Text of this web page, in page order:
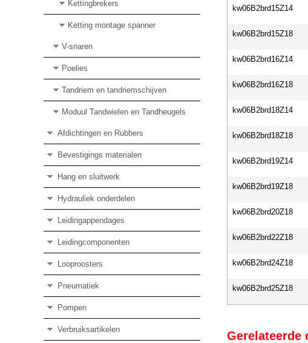
Kettingbrekers
Ketting montage spanner
V-snaren
Poelies
Tandriem en tandriemschijven
Moduul Tandwielen en Tandheugels
Afdichtingen en Rubbers
Bevestigings materialen
Hang en sluitwerk
Hydrauliek onderdelen
Leidingappendages
Leidingcomponenten
Looproosters
Pneumatiek
Pompen
Verbruiksartikelen
kw06B2brd15Z14
kw06B2brd15Z18
kw06B2brd16Z14
kw06B2brd16Z18
kw06B2brd18Z14
kw06B2brd18Z18
kw06B2brd19Z14
kw06B2brd19Z18
kw06B2brd20Z18
kw06B2brd22Z18
kw06B2brd24Z18
kw06B2brd25Z18
Gerelateerde